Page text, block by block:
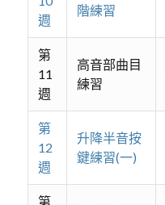
週
階練習
第
11
週
高音部曲目
練習
第
12
週
升降半音按
鍵練習(一)
第